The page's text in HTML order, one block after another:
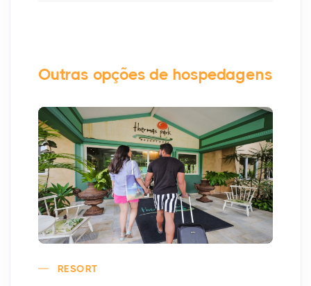
Outras opções de hospedagens
RESORT